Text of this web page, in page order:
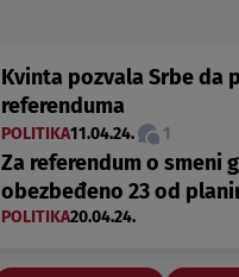
Kvinta pozvala Srbe
referenduma
POLITIKA11.04.24. 1
Za referendum o smeni
obezbeđeno 23 od
POLITIKA20.04.24.